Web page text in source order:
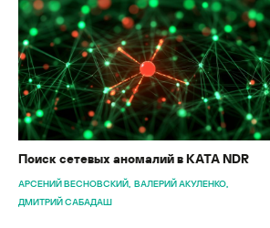
Поиск сетевых аномалий в KATA NDR
АРСЕНИЙ ВЕСНОВСКИЙ ВАЛЕРИЙ АКУЛЕНКО
ДМИТРИЙ САБАДАШ